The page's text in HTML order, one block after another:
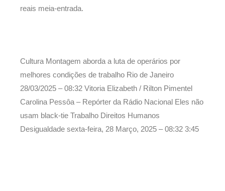
reais meia-entrada.
Cultura Montagem aborda a luta de operários por
melhores condições de trabalho Rio de Janeiro
28/03/2025 – 08:32 Vitoria Elizabeth / Rilton Pimentel
Carolina Pessôa – Repórter da Rádio Nacional Eles não
usam black-tie Trabalho Direitos Humanos
Desigualdade sexta-feira, 28 Março, 2025 – 08:32 3:45